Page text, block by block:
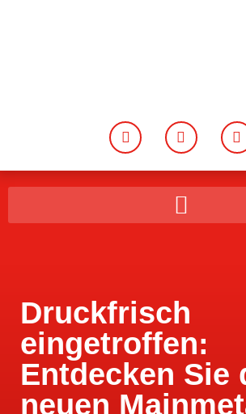
Druckfrisch
eingetroffen:
Entdecken Sie
neuen